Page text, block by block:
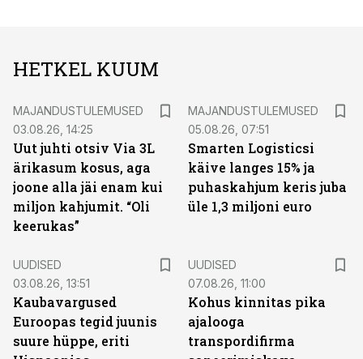
HETKEL KUUM
MAJANDUSTULEMUSED
03.08.26, 14:25
Uut juhti otsiv Via 3L
ärikasum kosus, aga
joone alla jäi enam kui
miljon kahjumit. “Oli
keerukas”
MAJANDUSTULEMUSED
05.08.26, 07:51
Smarten Logisticsi
käive langes 15% ja
puhaskahjum keris juba
üle 1,3 miljoni euro
UUDISED
03.08.26, 13:51
Kaubavargused
Euroopas tegid juunis
suure hüppe, eriti
UUDISED
07.08.26, 11:00
Kohus kinnitas pika
ajalooga
transpordifirma